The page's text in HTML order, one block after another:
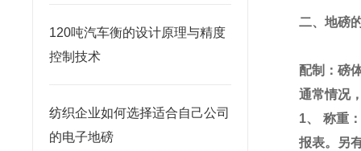
120吨汽车衡的设计原理与精度
控制技术
纺织企业如何选择适合自己公司
的电子地磅
二、地磅
配制：磅
通常情况
1、 称重
报表。另